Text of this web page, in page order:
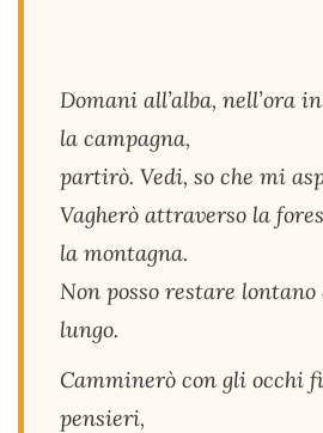
Domani all’alba, nell’ora
la campagna,
partirò. Vedi, so che mi
Vagherò attraverso la
la montagna.
Non posso restare
lungo.
Camminerò con gli occhi
pensieri,